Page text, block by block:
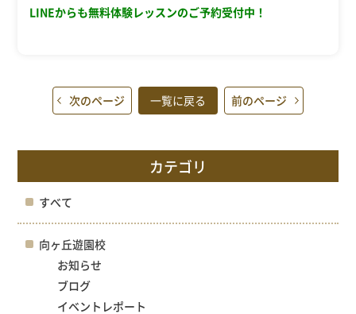
LINEからも無料体験レッスンのご予約受付中！
次のページ 一覧に戻る 前のページ
カテゴリ
すべて
向ヶ丘遊園校
お知らせ
ブログ
イベントレポート